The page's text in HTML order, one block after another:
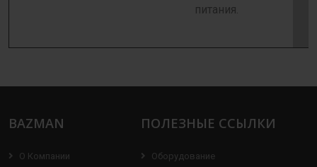
питания.
BAZMAN
О Компании
ПОЛЕЗНЫЕ ССЫЛКИ
Оборудование